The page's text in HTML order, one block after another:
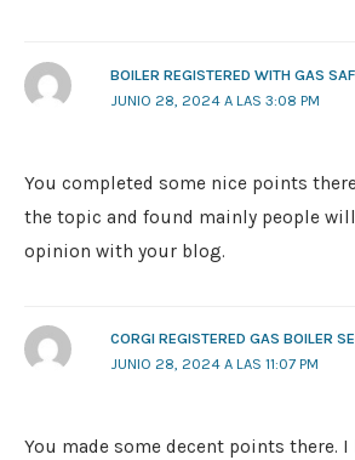
BOILER REGISTERED WITH GAS
JUNIO 28, 2024 A LAS 3:08 PM
You completed some nice points
the topic and found mainly people
opinion with your blog.
CORGI REGISTERED GAS BOILER
JUNIO 28, 2024 A LAS 11:07 PM
You made some decent points there.